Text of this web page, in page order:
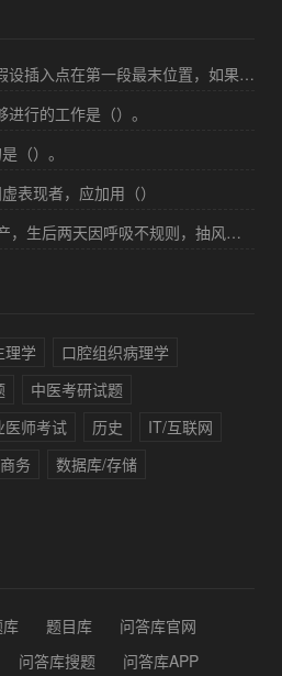
在使用Word编辑文档时，假设插入点在第一段最末位置，如果按"Delete"键，其结果是（）。
行的工作是（）。
（）。
表现者，应加用（）
孕母诉：第一胎孕7个月早产，生后两天因呼吸不规则，抽风，诊断为“颅内出血”，经抢救无效死亡；现孕8个月，今日见红入院，担心胎儿又会有生命危险。下列哪项措施对预防无效（）
理学
口腔组织病理学
中医考研试题
医师考试 历史
IT/互联网
务
数据库/存储
题目库
问答库官网
问答库搜题 问答库APP